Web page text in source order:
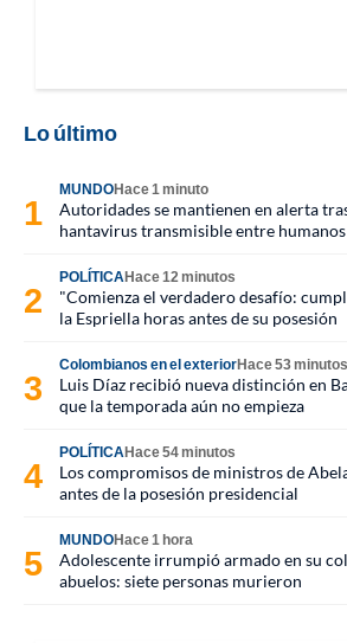
Lo último
MUNDOHace 1 minuto
Autoridades se mantienen en alerta
hantavirus transmisible entre humanos
POLÍTICAHace 12 minutos
"Comienza el verdadero desafío:
la Espriella horas antes de su posesión
Colombianos en el exteriorHace 53 minutos
Luis Díaz recibió nueva distinción en
que la temporada aún no empieza
POLÍTICAHace 54 minutos
Los compromisos de ministros de
antes de la posesión presidencial
MUNDOHace 1 hora
Adolescente irrumpió armado en su
abuelos: siete personas murieron